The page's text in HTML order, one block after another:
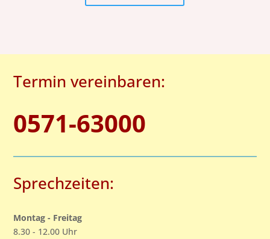
Termin vereinbaren:
0571-63000
Sprechzeiten:
Montag - Freitag
8.30 - 12.00 Uhr